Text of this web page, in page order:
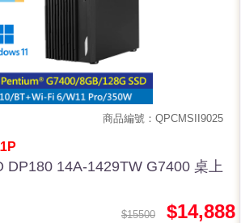
商品編號：QPCMSII9025
DP180 14A-1429TW G7400 桌上
$15500 $14,888